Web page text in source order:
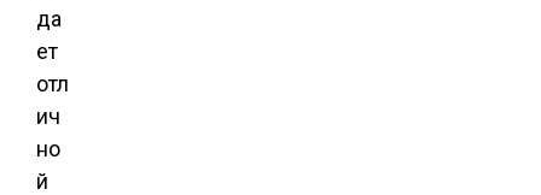
да
ет
отл
ич
но
й